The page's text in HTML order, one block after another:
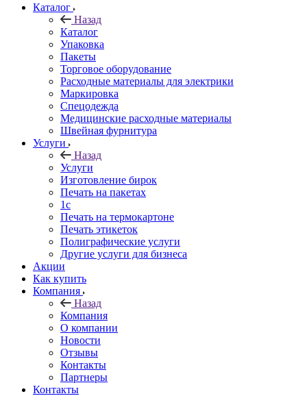
Каталог
Назад
Каталог
Упаковка
Пакеты
Торговое оборудование
Расходные материалы для электрики
Маркировка
Спецодежда
Медицинские расходные материалы
Швейная фурнитура
Услуги
Назад
Услуги
Изготовление бирок
Печать на пакетах
1c
Печать на термокартоне
Печать этикеток
Полиграфические услуги
Другие услуги для бизнеса
Акции
Как купить
Компания
Назад
Компания
О компании
Новости
Отзывы
Контакты
Партнеры
Контакты